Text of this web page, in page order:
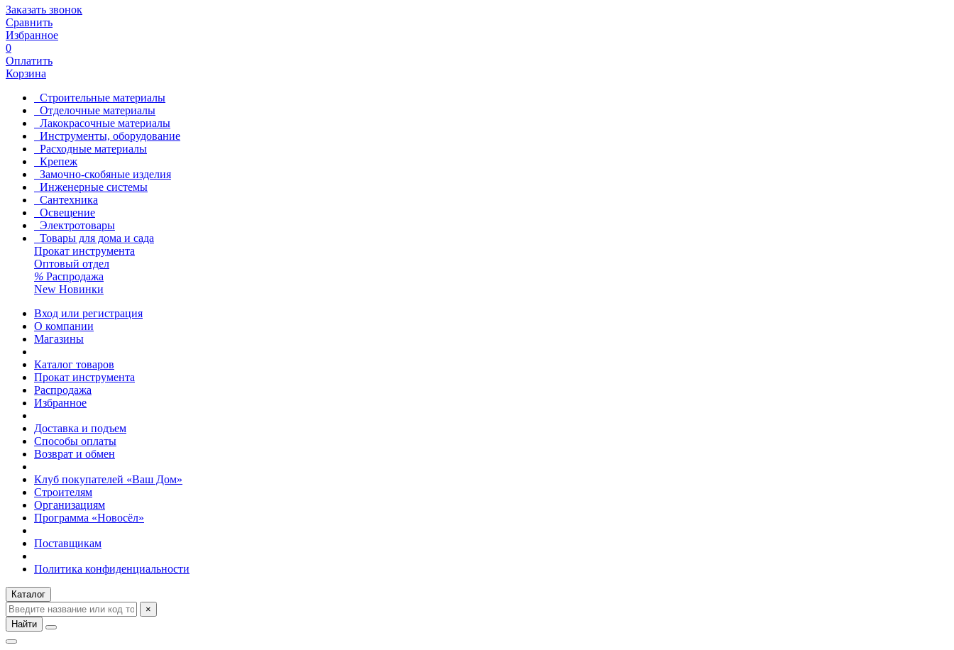
Заказать звонок
Сравнить
Избранное
0
Оплатить
Корзина
Строительные материалы
Отделочные материалы
Лакокрасочные материалы
Инструменты, оборудование
Расходные материалы
Крепеж
Замочно-скобяные изделия
Инженерные системы
Сантехника
Освещение
Электротовары
Товары для дома и сада
Прокат инструмента
Оптовый отдел
% Распродажа
New Новинки
Вход или регистрация
О компании
Магазины
Каталог товаров
Прокат инструмента
Распродажа
Избранное
Доставка и подъем
Способы оплаты
Возврат и обмен
Клуб покупателей «Ваш Дом»
Строителям
Организациям
Программа «Новосёл»
Поставщикам
Политика конфиденциальности
Каталог
×
Найти